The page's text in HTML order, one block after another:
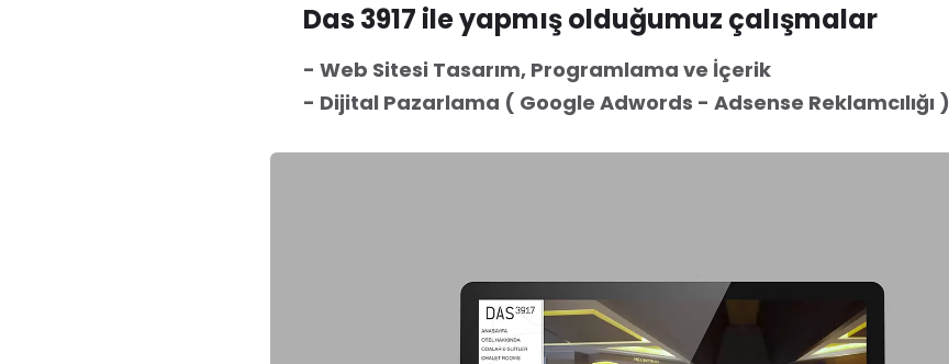
Das 3917 ile yapmış olduğumuz çalışmalar
- Web Sitesi Tasarım, Programlama ve İçerik
- Dijital Pazarlama ( Google Adwords - Adsense Reklamcılığı )